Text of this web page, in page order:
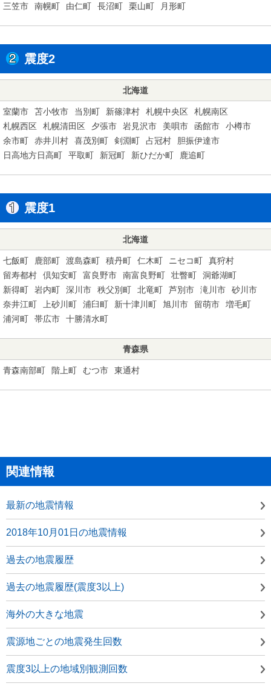
三笠市
南幌町 由仁町 長沼町 栗山町 月形町
震度2
北海道
室蘭市 苫小牧市 当別町 新篠津村 札幌中央区
札幌南区
札幌西区
札幌清田区 夕張市 岩見沢市 美唄市 函館市
小樽市
余市町
赤井川村 喜茂別町 剣淵町 占冠村
胆振伊達市
日高地方日高町
平取町 新冠町 新ひだか町 鹿追町
震度1
北海道
七飯町 鹿部町 渡島森町 積丹町 仁木町 ニセコ町
真狩村
留寿都村
倶知安町 富良野市 南富良野町 壮瞥町
洞爺湖町
新得町
岩内町 深川市 秩父別町 北竜町 芦別市 滝川市
砂川市
奈井江町
上砂川町 浦臼町 新十津川町 旭川市 留萌市
増毛町
浦河町
帯広市 十勝清水町
青森県
青森南部町 階上町 むつ市 東通村
関連情報
最新の地震情報
2018年10月01日の地震情報
過去の地震履歴
過去の地震履歴(震度3以上)
海外の大きな地震
震源地ごとの地震発生回数
震度3以上の地域別観測回数